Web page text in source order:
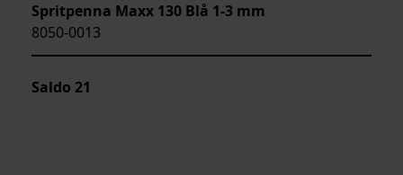
Spritpenna Maxx 130 Blå 1-3 mm
8050-0013
Saldo 21